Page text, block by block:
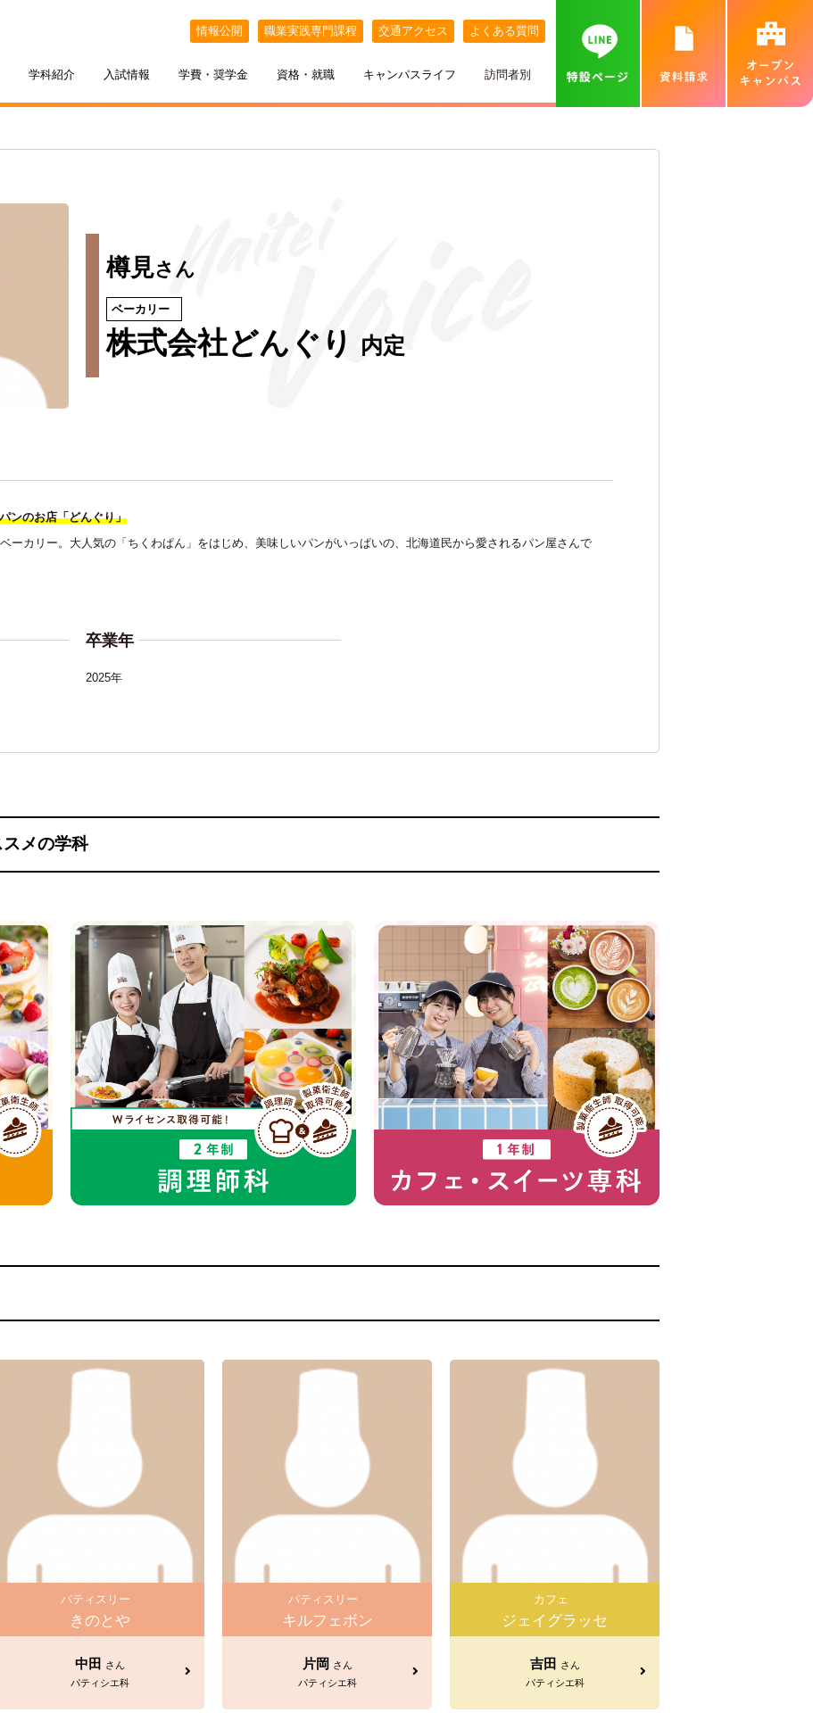
情報公開 職業実践専門課程 交通アクセス よくある質問
教える札幌ベルの魅力
講師紹介
学科紹介
カフェ・スイーツ専科 3年間の学び
めざす職業
入試情報
選抜（AO入試） 特待生制度
ネット出願について
学費・奨学金
ポート
特待生制度
資格・就職
ポート
めざす資格
キャンパスライフ
ケジュール
カバンの中身紹介
訪問者別
・フリーター・大学生の方へ
留学生の方へ
インオープンキャンパス 出張オープンキャンパス
個別相談会（オンラインあり）
樽見さん
ベーカリー
株式会社どんぐり 内定
ンのお店「どんぐり」
ーカリー。大人気の「ちくわぱん」をはじめ、美味しいパンがいっぱいの、北海道民から愛されるパン屋さんで
卒業年
2025年
メの学科
パティスリー
きのとや
中田
さん
パティシエ科
パティスリー
キルフェボン
片岡 さん
パティシエ科
カフェ
ジェイグラッセ
吉田
さん
パティシエ科